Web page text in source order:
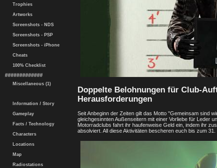
Trophies
Artworks
Screenshots - NDS
Screenshots - PSP
Screenshots - iPhone
Cheats
100% Checklist
#############
Miscellaneous (1)
Information / Story
Gameplay
Facts / Technology
Characters
Locations
Map
Radiostations
Doppelte Belohnungen für Club-
Herausforderungen
Seit Anbeginn der Zeiten gilt das Motto "Gemeinsam sind
gleichgesinnten Außenseitern mit einer Vorliebe für Leder
Motorradclubs fahrt ihr haufenweise Geld ein, indem ihr
absolviert. All diese Aktivitäten bescheren euch bis zum